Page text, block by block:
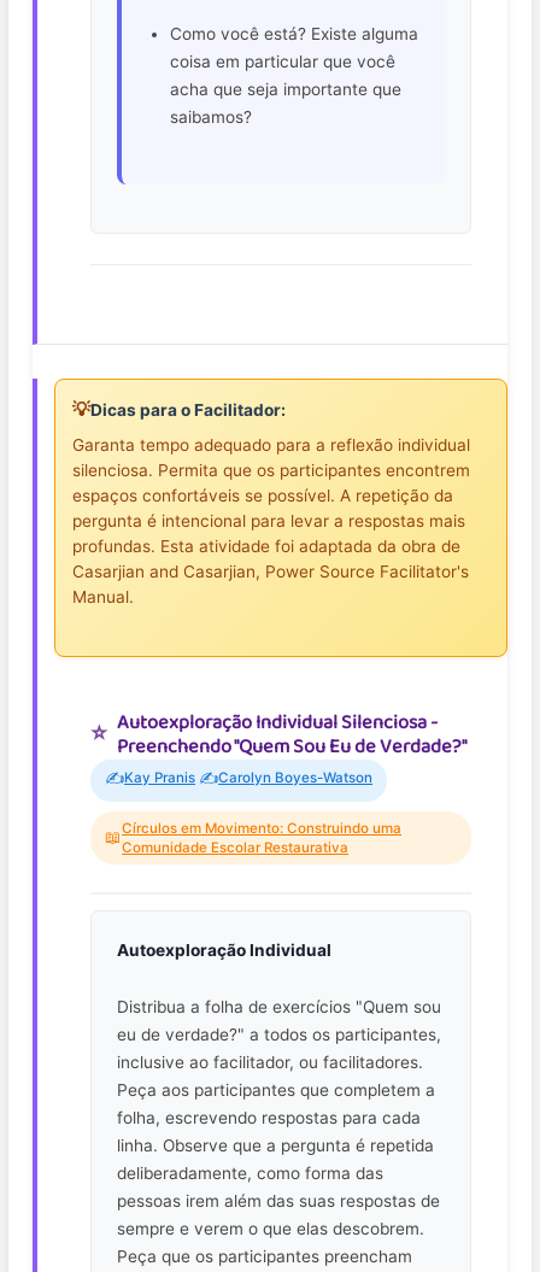
Como você está? Existe alguma
coisa em particular que você
acha que seja importante que
saibamos?
💡Dicas para o Facilitador:
Garanta tempo adequado para a reflexão individual
silenciosa. Permita que os participantes encontrem
espaços confortáveis se possível. A repetição da
pergunta é intencional para levar a respostas mais
profundas. Esta atividade foi adaptada da obra de
Casarjian and Casarjian, Power Source Facilitator's
Manual.
Autoexploração Individual Silenciosa -
Preenchendo "Quem Sou Eu de Verdade?"
✍️Kay Pranis ✍️Carolyn Boyes-Watson
📖Círculos em Movimento: Construindo uma
Comunidade Escolar Restaurativa
Autoexploração Individual
Distribua a folha de exercícios "Quem sou
eu de verdade?" a todos os participantes,
inclusive ao facilitador, ou facilitadores.
Peça aos participantes que completem a
folha, escrevendo respostas para cada
linha. Observe que a pergunta é repetida
deliberadamente, como forma das
pessoas irem além das suas respostas de
sempre e verem o que elas descobrem.
Peça que os participantes preencham